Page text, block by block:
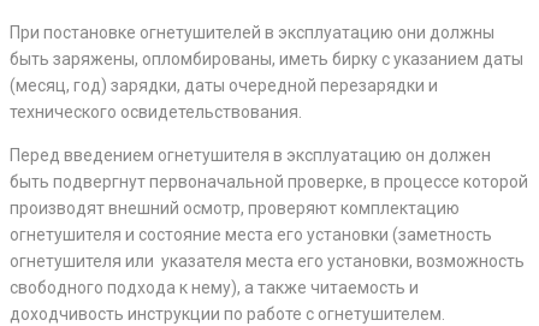
При постановке огнетушителей в эксплуатацию они должны
быть заряжены, опломбированы, иметь бирку с указанием даты
(месяц, год) зарядки, даты очередной перезарядки и
технического освидетельствования.
Перед введением огнетушителя в эксплуатацию он должен
быть подвергнут первоначальной проверке, в процессе которой
производят внешний осмотр, проверяют комплектацию
огнетушителя и состояние места его установки (заметность
огнетушителя или указателя места его установки, возможность
свободного подхода к нему), а также читаемость и
доходчивость инструкции по работе с огнетушителем.